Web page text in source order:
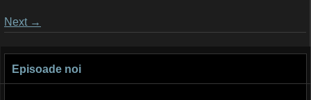
Posts
Next →
Episoade noi